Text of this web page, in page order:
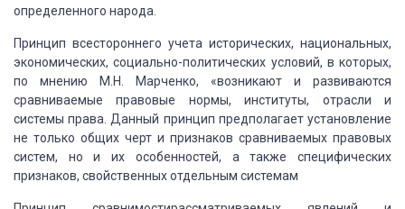
определенного народа.
Принцип всестороннего учета исторических, национальных,
экономических, социально-политических условий, в которых,
по мнению М.Н. Марченко, «возникают и развиваются
сравниваемые правовые нормы, институты, отрасли и
системы права. Данный принцип предполагает установление
не только общих черт и признаков сравниваемых правовых
систем, но и их особенностей, а также специфических
признаков, свойственных отдельным системам